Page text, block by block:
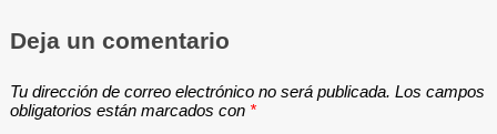
Deja un comentario
Tu dirección de correo electrónico no será publicada. Los campos
obligatorios están marcados con *